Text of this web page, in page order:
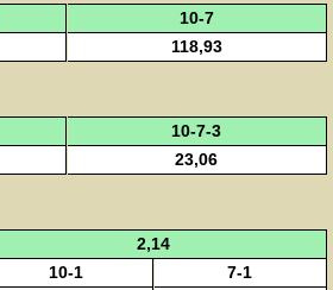
10-7
118,93
10-7-3
23,06
2,14
10-1
7-1